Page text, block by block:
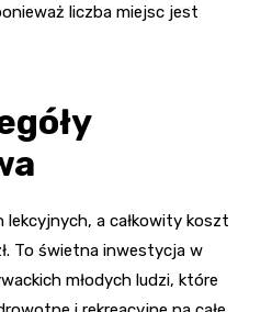
liczba miejsc jest
lekcyjnych, a całkowity koszt
To świetna inwestycja w
młodych ludzi, które